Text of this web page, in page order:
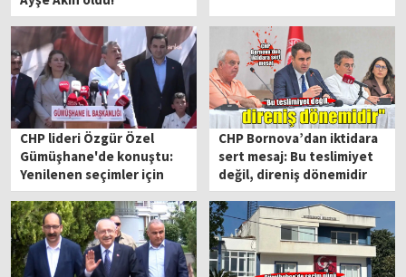
CHP lideri Özgür Özel
Gümüşhane'de konuştu:
Yenilenen seçimler için
'butlan' uyarısı
CHP Bornova’dan iktidara
sert mesaj: Bu teslimiyet
değil, direniş dönemidir